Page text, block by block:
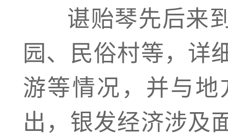
谌贻琴先后来到
园、民俗村等，详
游等情况，并与
出，银发经济涉及